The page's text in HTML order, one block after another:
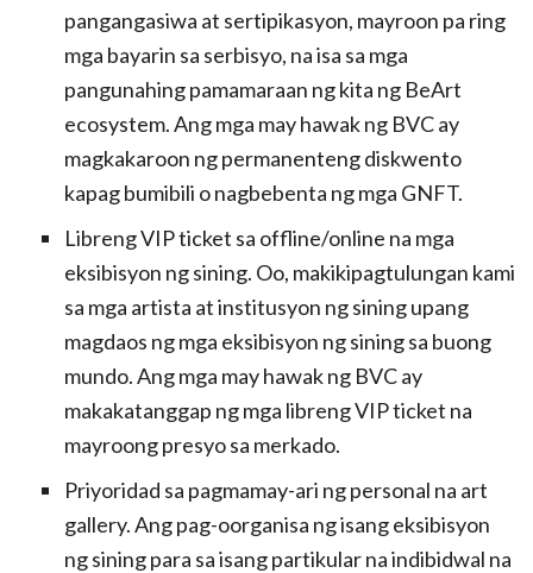
pangangasiwa at sertipikasyon, mayroon pa ring
mga bayarin sa serbisyo, na isa sa mga
pangunahing pamamaraan ng kita ng BeArt
ecosystem. Ang mga may hawak ng BVC ay
magkakaroon ng permanenteng diskwento
kapag bumibili o nagbebenta ng mga GNFT.
Libreng VIP ticket sa offline/online na mga
eksibisyon ng sining. Oo, makikipagtulungan kami
sa mga artista at institusyon ng sining upang
magdaos ng mga eksibisyon ng sining sa buong
mundo. Ang mga may hawak ng BVC ay
makakatanggap ng mga libreng VIP ticket na
mayroong presyo sa merkado.
Priyoridad sa pagmamay-ari ng personal na art
gallery. Ang pag-oorganisa ng isang eksibisyon
ng sining para sa isang partikular na indibidwal na